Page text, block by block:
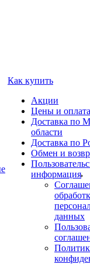
Как купить
Акции
Цены и оплата
Доставка по
области
Доставка по
Обмен и
информация
данных